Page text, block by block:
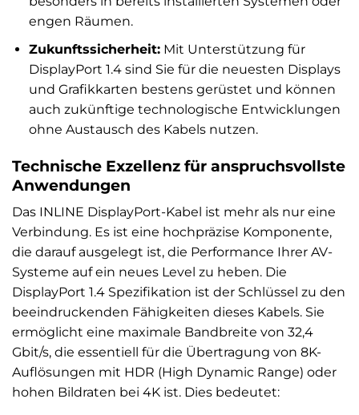
engen Räumen.
Zukunftssicherheit:Mit Unterstützung für
DisplayPort 1.4 sind Sie für die neuesten Displays
und Grafikkarten bestens gerüstet und können
auch zukünftige technologische Entwicklungen
ohne Austausch des Kabels nutzen.
Technische Exzellenz für anspruchsvollste
Anwendungen
Das INLINE DisplayPort-Kabel ist mehr als nur eine
Verbindung. Es ist eine hochpräzise Komponente,
die darauf ausgelegt ist, die Performance Ihrer AV-
Systeme auf ein neues Level zu heben. Die
DisplayPort 1.4 Spezifikation ist der Schlüssel zu den
beeindruckenden Fähigkeiten dieses Kabels. Sie
ermöglicht eine maximale Bandbreite von 32,4
Gbit/s, die essentiell für die Übertragung von 8K-
Auflösungen mit HDR (High Dynamic Range) oder
hohen Bildraten bei 4K ist. Dies bedeutet: